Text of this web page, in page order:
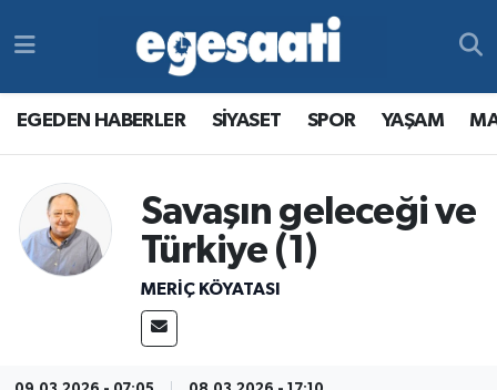
EGEDEN HABERLER SİYASET SPOR YAŞAM
Savaşın geleceği ve
Türkiye (1)
MERIÇ KÖYATASI
Yazarlar
YAŞAM
MAGAZİN
RESMİ REKLAMLAR
SPOR
YAŞAM
MAGAZİN
Süper Lig Puan Durumu ve Fikstür
Tüm Manşetler
Son Dakika Haberleri